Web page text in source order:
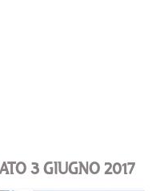
3 GIUGNO 2017